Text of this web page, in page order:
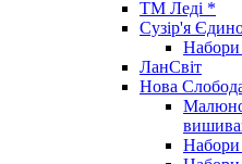
ТМ Леді *
Сузір'я
ЛанСвіт
Нова